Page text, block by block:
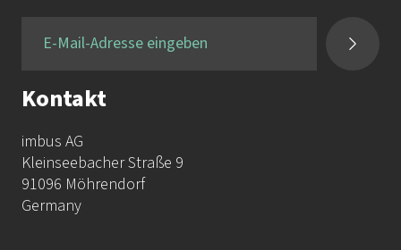
Kontakt
imbus AG
Kleinseebacher Straße 9
91096 Möhrendorf
Germany